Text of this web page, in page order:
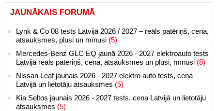
JAUNĀKAIS FORUMĀ
Lynk & Co 08 tests Latvijā 2026 / 2027 – reāls patēriņš, cena,
atsauksmes, plusi un mīnusi (5)
Mercedes-Benz GLC EQ jaunā 2026 - 2027 elektroauto tests
Latvijā reāls patēriņš, cena, atsauksmes un plusi, mīnusi (8)
Nissan Leaf jaunais 2026 - 2027 elektro auto tests, cena
Latvijā un lietotāju atsauksmes (5)
Kia Seltos jaunais 2026 - 2027 tests, cena Latvijā un lietotāju
atsauksmes (5)